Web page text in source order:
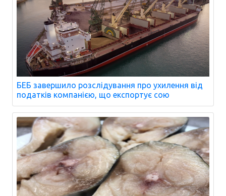
БЕБ завершило розслідування про ухилення від
податків компанією, що експортує сою